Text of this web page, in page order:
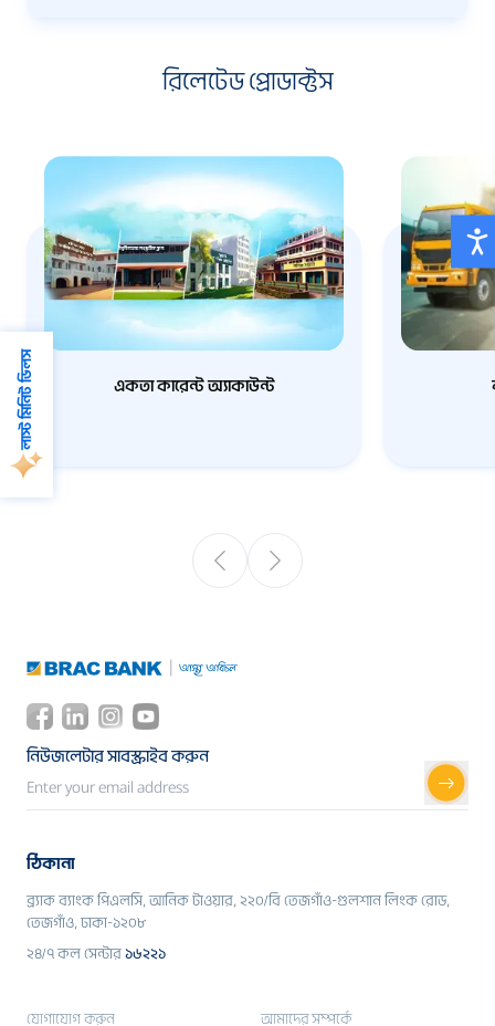
লাস্ট মিনিট ডিলস
বিস্তারিত জানুন
বিস্তারিত জানুন আবেদন করুন বিস্তারিত
রিলেটেড প্রোডাক্টস
একতা কারেন্ট অ্যাকাউন্ট
নিউজলেটার সাবস্ক্রাইব করুন
ঠিকানা
ব্র্যাক ব্যাংক পিএলসি, আনিক টাওয়ার, ২২০/বি তেজগাঁও-গুলশান লিংক রোড,
তেজগাঁও, ঢাকা-১২০৮
২৪/৭ কল সেন্টার১৬২২১
যোগাযোগ করুন আমাদের সম্পর্কে